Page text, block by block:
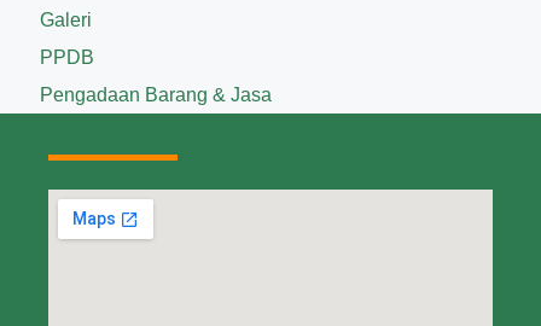
Galeri
PPDB
Pengadaan Barang & Jasa